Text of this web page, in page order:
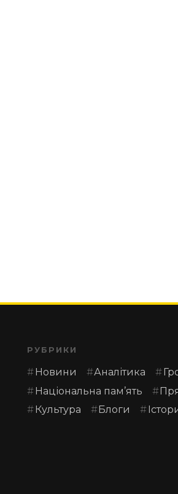
РУБРИКИ
Новини Аналітика
Національна пам’ять
Культура
Блоги